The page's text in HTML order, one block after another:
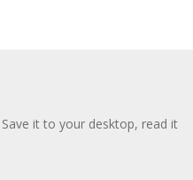
it to your desktop, read it